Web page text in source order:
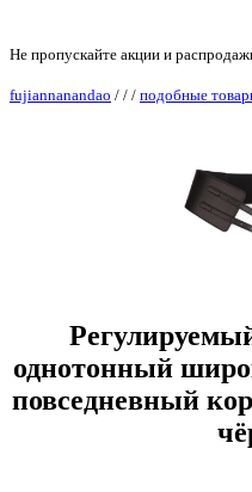
Не пропускайте акции и
fujiannanandao / / / подобные
однотонный
повседневный